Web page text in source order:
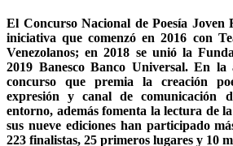
El Concurso Nacional de Poesía Joven
iniciativa que comenzó en 2016 con
Venezolanos; en 2018 se unió la
2019 Banesco Banco Universal. En
concurso que premia la creación
expresión y canal de comunicación
entorno, además fomenta la lectura de
sus nueve ediciones han participado
223 finalistas, 25 primeros lugares y 10